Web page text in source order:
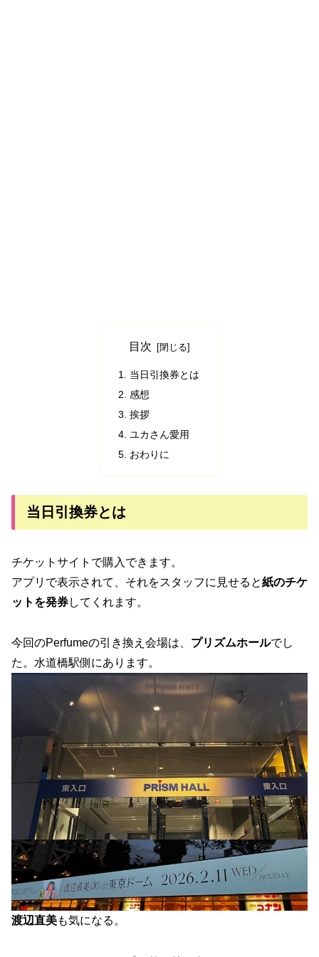
目次
当日引換券とは
感想
挨拶
ユカさん愛用
おわりに
当日引換券とは
チケットサイトで購入できます。
アプリで表示されて、それをスタッフに見せると紙のチケ
ットを発券してくれます。
今回のPerfumeの引き換え会場は、 プリズムホールでし
た。水道橋駅側にあります。
渡辺直美も気になる。